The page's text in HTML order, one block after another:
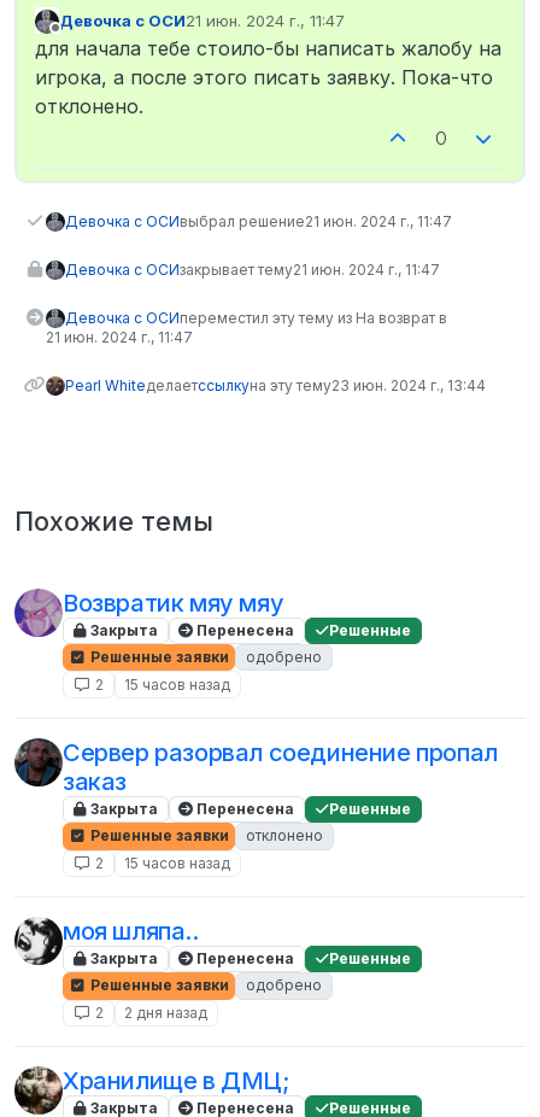
Не в сети
Девочка с ОСИ21 июн. 2024 г., 11:47
отредактировано
для начала тебе стоило-бы написать жалобу на
игрока, а после этого писать заявку. Пока-что
отклонено.
0
Девочка с ОСИвыбрал решение21 июн. 2024 г., 11:47
Девочка с ОСИзакрывает тему21 июн. 2024 г., 11:47
Девочка с ОСИпереместил эту тему из На возврат в
21 июн. 2024 г., 11:47
Pearl Whiteделаетссылкуна эту тему23 июн. 2024 г., 13:44
Похожие темы
Возвратик мяу мяу
Закрыта Перенесена
Решенные
Решенные заявки
одобрено
2
15 часов назад
Сервер разорвал соединение пропал
заказ
Закрыта Перенесена
Решенные
Решенные заявки
отклонено
2
15 часов назад
моя шляпа..
Закрыта Перенесена
Решенные
Решенные заявки
одобрено
2
2 дня назад
Хранилище в ДМЦ;
Закрыта Перенесена Решенные